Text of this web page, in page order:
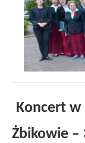
Koncert w
Żbikowie –